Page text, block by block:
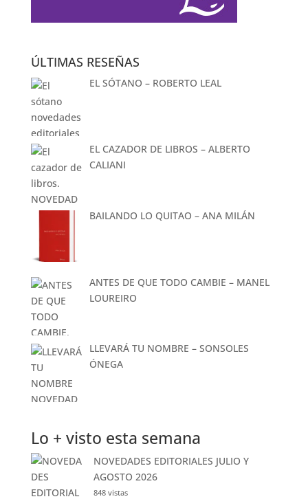
ÚLTIMAS RESEÑAS
EL SÓTANO – ROBERTO LEAL
EL CAZADOR DE LIBROS – ALBERTO
CALIANI
BAILANDO LO QUITAO – ANA MILÁN
ANTES DE QUE TODO CAMBIE – MANEL
LOUREIRO
LLEVARÁ TU NOMBRE – SONSOLES
ÓNEGA
Lo + visto esta semana
NOVEDADES EDITORIALES JULIO Y
AGOSTO 2026
848 vistas